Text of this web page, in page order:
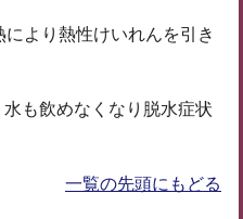
より熱性けいれんを引き
も飲めなくなり脱水症状
一覧の先頭にもどる